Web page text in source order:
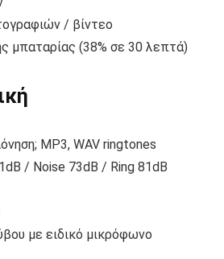
/ βίντεο
μπαταρίας (38% σε 30 λεπτά)
MP3, WAV ringtones
/ Noise 73dB / Ring 81dB
με ειδικό μικρόφωνο